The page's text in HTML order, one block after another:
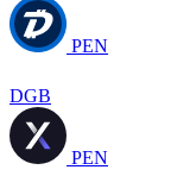
PEN
DGB
PEN